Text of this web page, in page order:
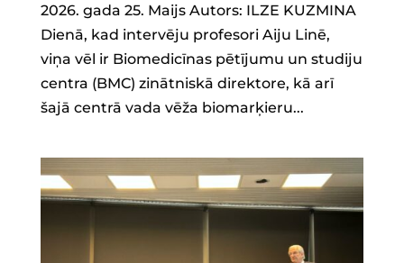
2026. gada 25. Maijs Autors: ILZE KUZMINA
Dienā, kad intervēju profesori Aiju Linē,
viņa vēl ir Biomedicīnas pētījumu un studiju
centra (BMC) zinātniskā direktore, kā arī
šajā centrā vada vēža biomarķieru...